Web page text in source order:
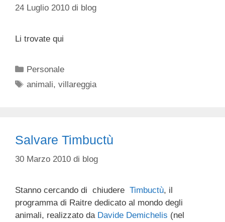
24 Luglio 2010 di blog
Li trovate qui
Categorie
Personale
Tag
animali,villareggia
Salvare Timbuctù
30 Marzo 2010 di blog
Stanno cercando di chiudere Timbuctù, il
programma di Raitre dedicato al mondo degli
animali, realizzato da Davide Demichelis (nel